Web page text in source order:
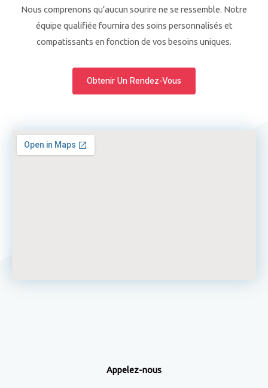
Nous comprenons qu’aucun sourire ne se ressemble. Notre
équipe qualifiée fournira des soins personnalisés et
compatissants en fonction de vos besoins uniques.
Obtenir Un Rendez-Vous
Appelez-nous